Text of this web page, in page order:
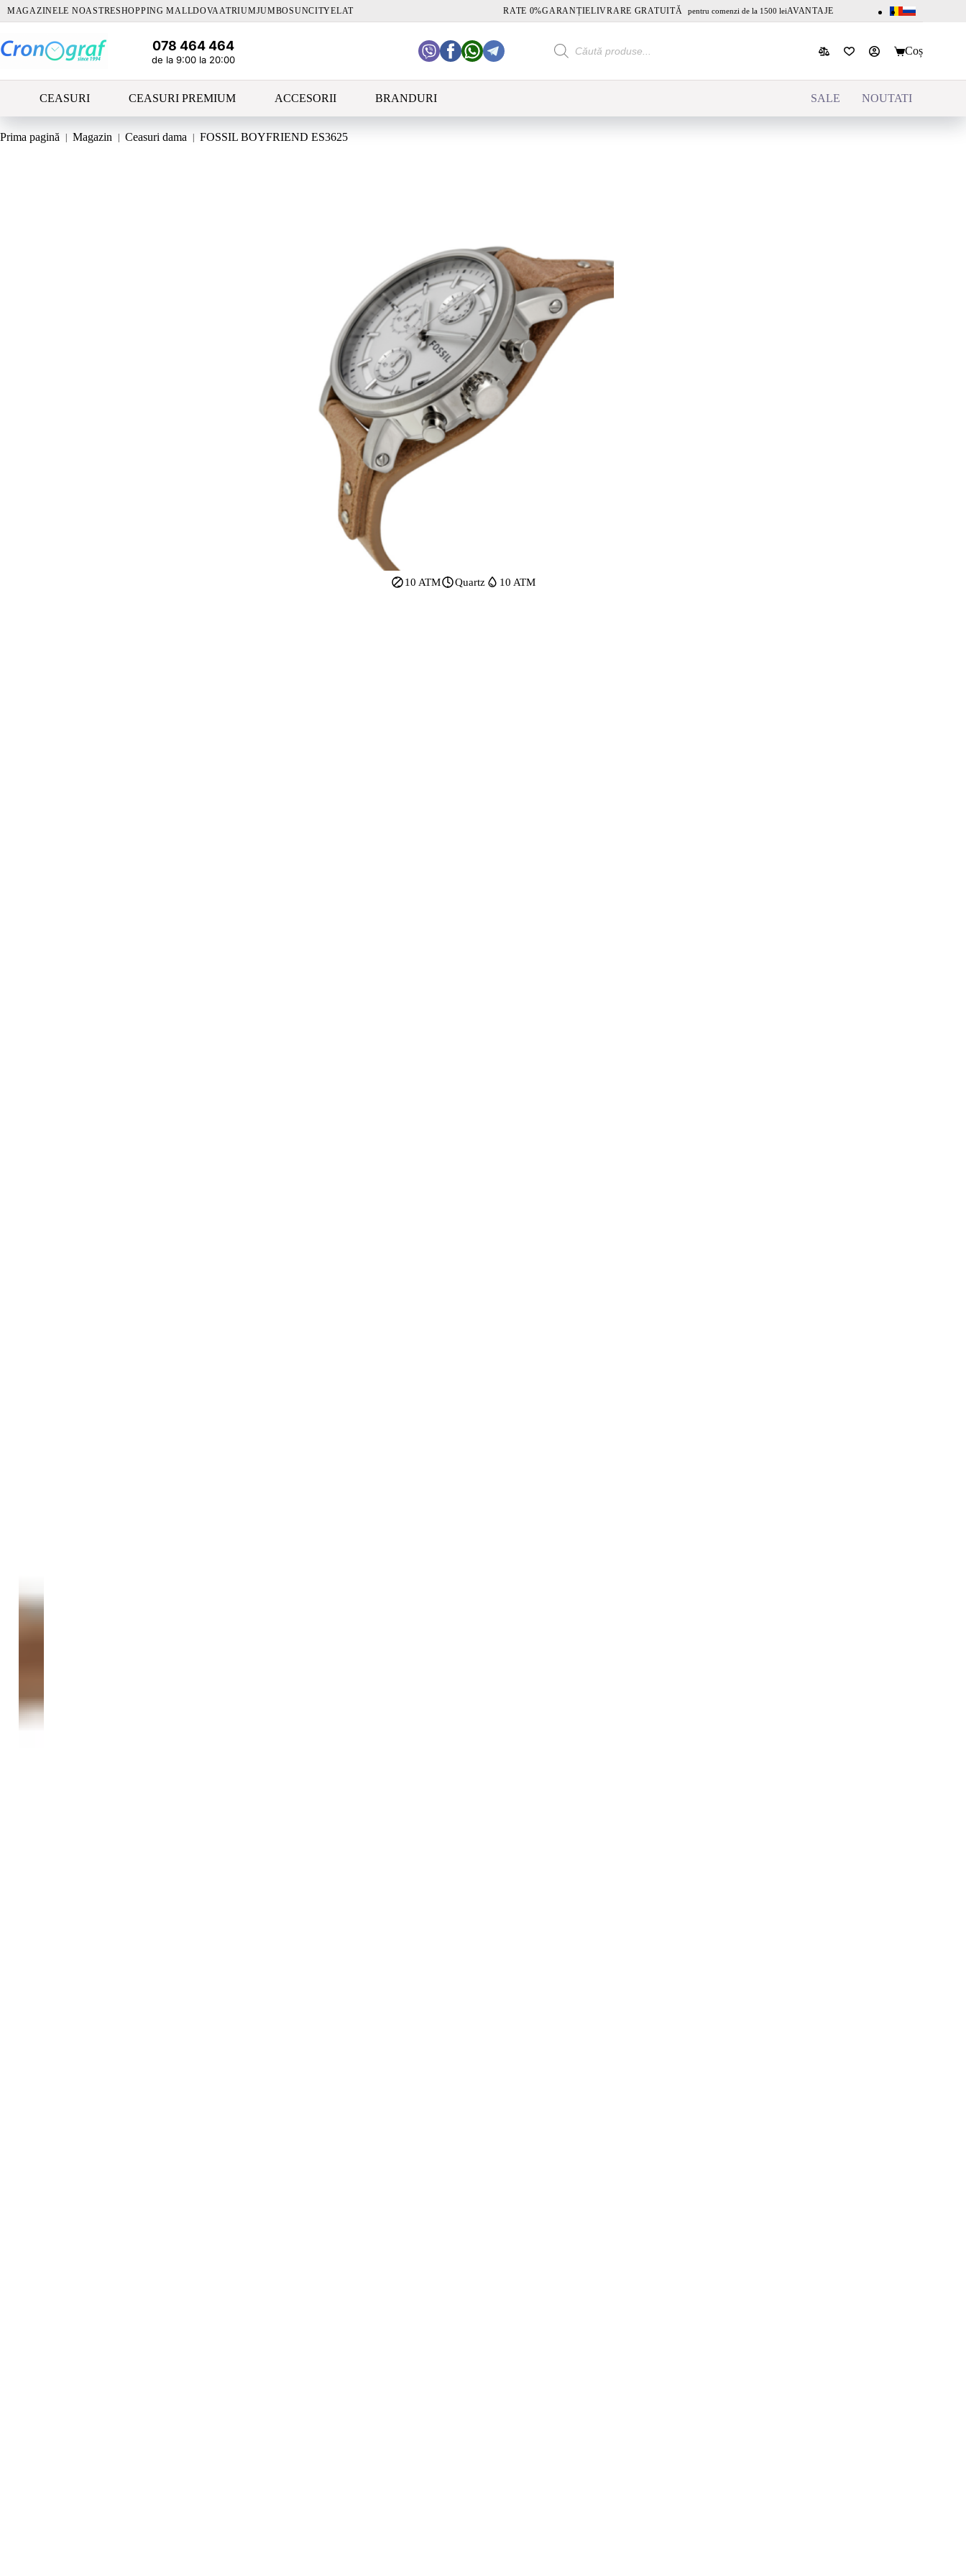
SariMAGAZINELE NOASTRESHOPPING MALLDOVA ATRIUMJUMBOSUNCITYELAT RATE 0%GARANȚIELIVRARE GRATUITĂ pentru comenzi de la 1500 leiAVANTAJE
078 464 464
de la 9:00 la 20:00
Products
search
Coș
CEASURI CEASURI PREMIUM ACCESORII BRANDURI SALE NOUTATI
Prima pagină Magazin Ceasuri dama FOSSIL BOYFRIEND ES3625
10 ATM Quartz 10 ATM